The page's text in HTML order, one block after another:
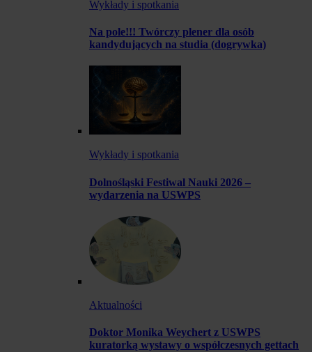
Wykłady i spotkania
Na pole!!! Twórczy plener dla osób
kandydujących na studia (dogrywka)
Wykłady i spotkania
Dolnośląski Festiwal Nauki 2026 –
wydarzenia na USWPS
Aktualności
Doktor Monika Weychert z USWPS
kuratorką wystawy o współczesnych gettach